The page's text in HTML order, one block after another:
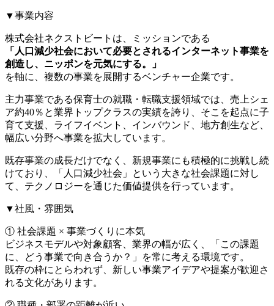
▼事業内容
株式会社ネクストビートは、ミッションである
「人口減少社会において必要とされるインターネット事業を
創造し、ニッポンを元気にする。」
を軸に、複数の事業を展開するベンチャー企業です。
主力事業である保育士の就職・転職支援領域では、売上シェ
ア約40％と業界トップクラスの実績を誇り、そこを起点に子
育て支援、ライフイベント、インバウンド、地方創生など、
幅広い分野へ事業を拡大しています。
既存事業の成長だけでなく、新規事業にも積極的に挑戦し続
けており、「人口減少社会」という大きな社会課題に対し
て、テクノロジーを通じた価値提供を行っています。
▼社風・雰囲気
① 社会課題 × 事業づくりに本気
ビジネスモデルや対象顧客、業界の幅が広く、「この課題
に、どう事業で向き合うか？」を常に考える環境です。
既存の枠にとらわれず、新しい事業アイデアや提案が歓迎さ
れる文化があります。